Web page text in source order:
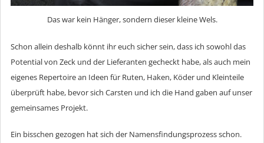
Das war kein Hänger, sondern dieser kleine Wels.
Schon allein deshalb könnt ihr euch sicher sein, dass ich sowohl das
Potential von Zeck und der Lieferanten gecheckt habe, als auch mein
eigenes Repertoire an Ideen für Ruten, Haken, Köder und Kleinteile
überprüft habe, bevor sich Carsten und ich die Hand gaben auf unser
gemeinsames Projekt.
Ein bisschen gezogen hat sich der Namensfindungsprozess schon.